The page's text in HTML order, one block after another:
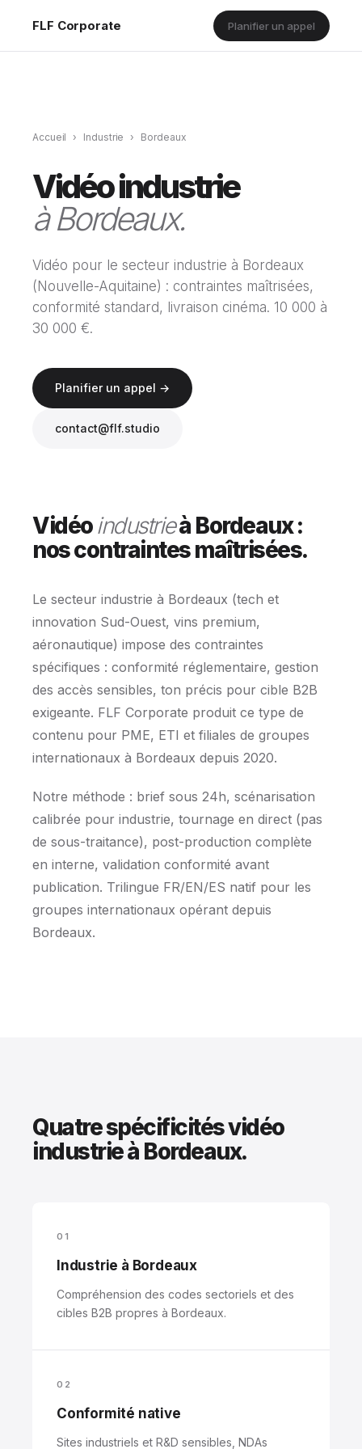
FLF Corporate Planifier un appel
Accueil › Industrie › Bordeaux
Vidéo industrie
à Bordeaux.
Vidéo pour le secteur industrie à Bordeaux
(Nouvelle-Aquitaine) : contraintes maîtrisées,
conformité standard, livraison cinéma. 10 000 à
30 000 €.
Planifier un appel →
contact@flf.studio
Vidéoindustrieà Bordeaux :
nos contraintes maîtrisées.
Le secteur industrie à Bordeaux (tech et
innovation Sud-Ouest, vins premium,
aéronautique) impose des contraintes
spécifiques : conformité réglementaire, gestion
des accès sensibles, ton précis pour cible B2B
exigeante. FLF Corporate produit ce type de
contenu pour PME, ETI et filiales de groupes
internationaux à Bordeaux depuis 2020.
Notre méthode : brief sous 24h, scénarisation
calibrée pour industrie, tournage en direct (pas
de sous-traitance), post-production complète
en interne, validation conformité avant
publication. Trilingue FR/EN/ES natif pour les
groupes internationaux opérant depuis
Bordeaux.
Quatre spécificités vidéo
industrie à Bordeaux.
01
Industrie à Bordeaux
Compréhension des codes sectoriels et des
cibles B2B propres à Bordeaux.
02
Conformité native
Sites industriels et R&D sensibles, NDAs